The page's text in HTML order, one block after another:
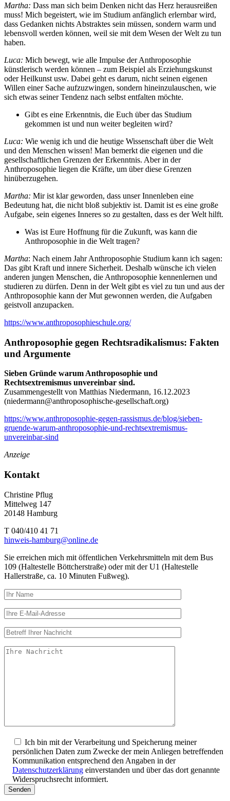
Martha: Dass man sich beim Denken nicht das Herz herausreißen
muss! Mich begeistert, wie im Studium anfänglich erlernbar wird,
dass Gedanken nichts Abstraktes sein müssen, sondern warm und
lebensvoll werden können, weil sie mit dem Wesen der Welt zu tun
haben.
Luca: Mich bewegt, wie alle Impulse der Anthroposophie
künstlerisch werden können – zum Beispiel als Erziehungskunst
oder Heilkunst usw. Dabei geht es darum, nicht seinen eigenen
Willen einer Sache aufzuzwingen, sondern hineinzulauschen, wie
sich etwas seiner Tendenz nach selbst entfalten möchte.
Gibt es eine Erkenntnis, die Euch über das Studium
gekommen ist und nun weiter begleiten wird?
Luca: Wie wenig ich und die heutige Wissenschaft über die Welt
und den Menschen wissen! Man bemerkt die eigenen und die
gesellschaftlichen Grenzen der Erkenntnis. Aber in der
Anthroposophie liegen die Kräfte, um über diese Grenzen
hinüberzugehen.
Martha: Mir ist klar geworden, dass unser Innenleben eine
Bedeutung hat, die nicht bloß subjektiv ist. Damit ist es eine große
Aufgabe, sein eigenes Inneres so zu gestalten, dass es der Welt hilft.
Was ist Eure Hoffnung für die Zukunft, was kann die
Anthroposophie in die Welt tragen?
Martha: Nach einem Jahr Anthroposophie Studium kann ich sagen:
Das gibt Kraft und innere Sicherheit. Deshalb wünsche ich vielen
anderen jungen Menschen, die Anthroposophie kennenlernen und
studieren zu dürfen. Denn in der Welt gibt es viel zu tun und aus der
Anthroposophie kann der Mut gewonnen werden, die Aufgaben
geistvoll anzupacken.
https://www.anthroposophieschule.org/
Anthroposophie gegen Rechtsradikalismus: Fakten
und Argumente
Sieben Gründe warum Anthroposophie und
Rechtsextremismus unvereinbar sind.
Zusammengestellt von Matthias Niedermann, 16.12.2023
(niedermann@anthroposophische-gesellschaft.org)
https://www.anthroposophie-gegen-rassismus.de/blog/sieben-
gruende-warum-anthroposophie-und-rechtsextremismus-
unvereinbar-sind
Anzeige
Kontakt
Christine Pflug
Mittelweg 147
20148 Hamburg
T 040/410 41 71
hinweis-hamburg@online.de
Sie erreichen mich mit öffentlichen Verkehrsmitteln mit dem Bus
109 (Haltestelle Böttcherstraße) oder mit der U1 (Haltestelle
Hallerstraße, ca. 10 Minuten Fußweg).
Ich bin mit der Verarbeitung und Speicherung meiner
persönlichen Daten zum Zwecke der mein Anliegen betreffenden
Kommunikation entsprechend den Angaben in der
Datenschutzerklärung einverstanden und über das dort genannte
Widerspruchsrecht informiert.